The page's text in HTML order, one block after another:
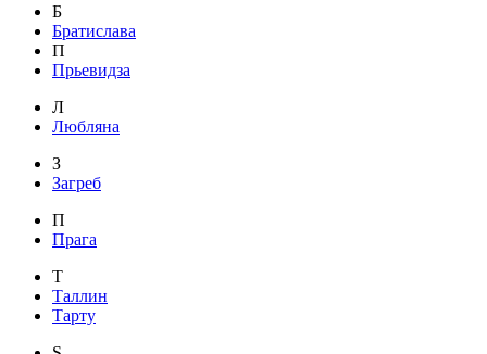
Б
Братислава
П
Прьевидза
Л
Любляна
З
Загреб
П
Прага
Т
Таллин
Тарту